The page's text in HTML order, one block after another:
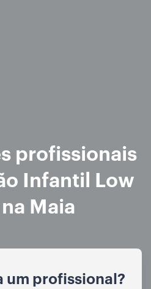
profissionais
Infantil Low
Maia
um profissional?